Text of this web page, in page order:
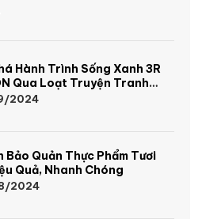
Hành Trình Sống Xanh 3R
Qua Loạt Truyện Tranh
Và Thú Vị
2024
Bảo Quản Thực Phẩm Tươi
Quả, Nhanh Chóng
2024